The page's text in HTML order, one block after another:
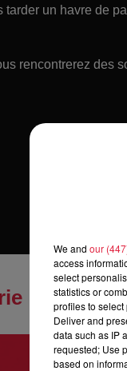
tarder un havre de
rencontrerez des
Horoscope
We and our
access
select
statistics or
profiles to
Deliver and
data such as IP
requested; Use
based on